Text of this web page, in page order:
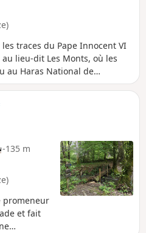
traces du Pape Innocent VI
lieu-dit Les Monts, où les
au Haras National de
particulière et
-135 m
promeneur
et fait